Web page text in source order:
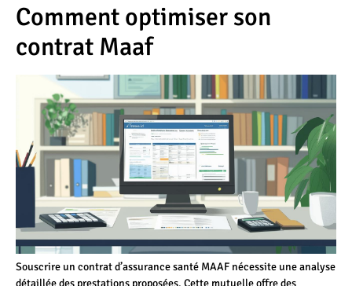
Comment optimiser son
contrat Maaf
Souscrire un contrat d’assurance santé MAAF nécessite une analyse